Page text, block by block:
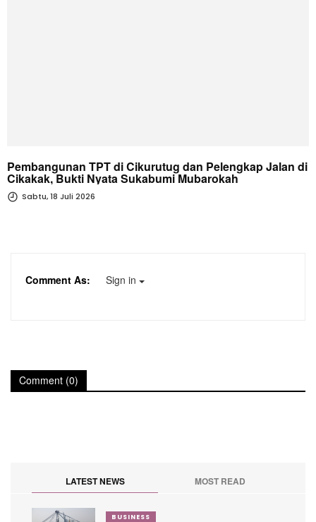
Pembangunan TPT di Cikurutug dan Pelengkap Jalan di
Cikakak, Bukti Nyata Sukabumi Mubarokah
Sabtu, 18 Juli 2026
Comment As: Sign in
Comment (0)
LATEST NEWS MOST READ
BUSINESS